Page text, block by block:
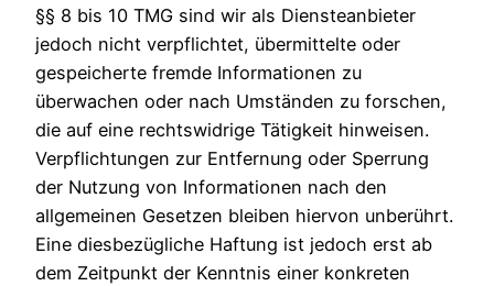
§§ 8 bis 10 TMG sind wir als Diensteanbieter
jedoch nicht verpflichtet, übermittelte oder
gespeicherte fremde Informationen zu
überwachen oder nach Umständen zu forschen,
die auf eine rechtswidrige Tätigkeit hinweisen.
Verpflichtungen zur Entfernung oder Sperrung
der Nutzung von Informationen nach den
allgemeinen Gesetzen bleiben hiervon unberührt.
Eine diesbezügliche Haftung ist jedoch erst ab
dem Zeitpunkt der Kenntnis einer konkreten